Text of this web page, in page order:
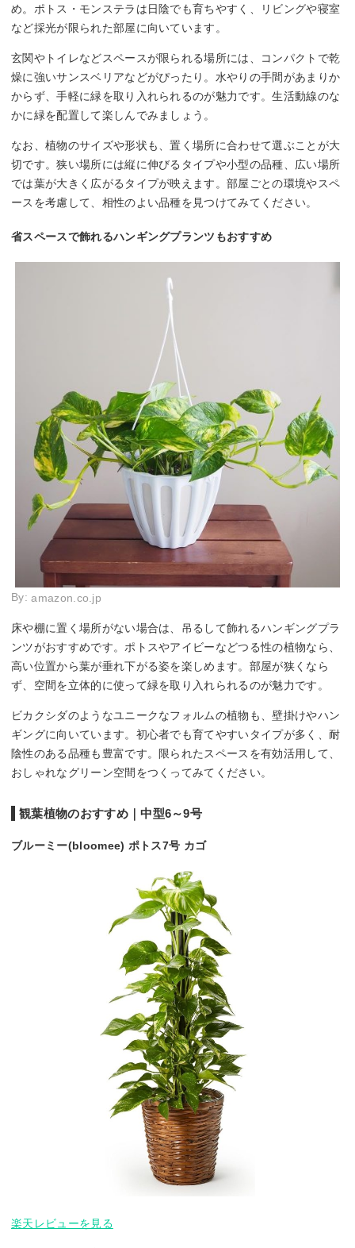
め。ポトス・モンステラは日陰でも育ちやすく、リビングや寝室
など採光が限られた部屋に向いています。
玄関やトイレなどスペースが限られる場所には、コンパクトで乾
燥に強いサンスベリアなどがぴったり。水やりの手間があまりか
からず、手軽に緑を取り入れられるのが魅力です。生活動線のな
かに緑を配置して楽しんでみましょう。
なお、植物のサイズや形状も、置く場所に合わせて選ぶことが大
切です。狭い場所には縦に伸びるタイプや小型の品種、広い場所
では葉が大きく広がるタイプが映えます。部屋ごとの環境やスペ
ースを考慮して、相性のよい品種を見つけてみてください。
省スペースで飾れるハンギングプランツもおすすめ
By:amazon.co.jp
床や棚に置く場所がない場合は、吊るして飾れるハンギングプラ
ンツがおすすめです。ポトスやアイビーなどつる性の植物なら、
高い位置から葉が垂れ下がる姿を楽しめます。部屋が狭くなら
ず、空間を立体的に使って緑を取り入れられるのが魅力です。
ビカクシダのようなユニークなフォルムの植物も、壁掛けやハン
ギングに向いています。初心者でも育てやすいタイプが多く、耐
陰性のある品種も豊富です。限られたスペースを有効活用して、
おしゃれなグリーン空間をつくってみてください。
観葉植物のおすすめ｜中型6～9号
ブルーミー(bloomee) ポトス7号 カゴ
楽天レビューを見る